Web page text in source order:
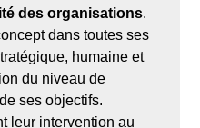
des organisations.
dans toutes ses
humaine et
du niveau de
ses objectifs.
leur intervention au